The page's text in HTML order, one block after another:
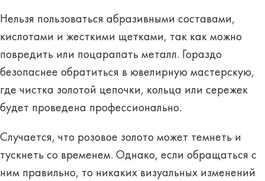
Нельзя пользоваться абразивными составами,
кислотами и жесткими щетками, так как можно
повредить или поцарапать металл. Гораздо
безопаснее обратиться в ювелирную мастерскую,
где чистка золотой цепочки, кольца или сережек
будет проведена профессионально.
Случается, что розовое золото может темнеть и
тускнеть со временем. Однако, если обращаться с
ним правильно, то никаких визуальных изменений